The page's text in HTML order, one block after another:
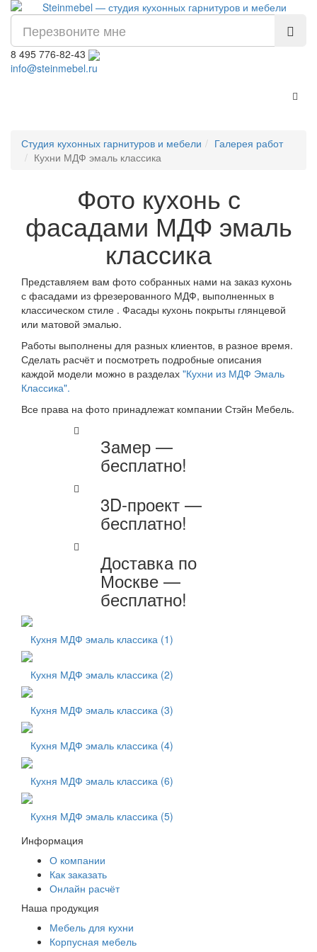
8 495 776-82-43
info@steinmebel.ru
Студия кухонных гарнитуров и мебели
Галерея работ
Кухни МДФ эмаль классика
Фото кухонь с
фасадами МДФ эмаль
классика
Представляем вам фото собранных нами на заказ кухонь
с фасадами из фрезерованного МДФ, выполненных в
классическом стиле . Фасады кухонь покрыты глянцевой
или матовой эмалью.
Работы выполнены для разных клиентов, в разное время.
Сделать расчёт и посмотреть подробные описания
каждой модели можно в разделах "Кухни из МДФ Эмаль
Классика".
Все права на фото принадлежат компании Стэйн Мебель.
Замер —
бесплатно!
3D-проект —
бесплатно!
Доставка по
Москве —
бесплатно!
Кухня МДФ эмаль классика (1)
Кухня МДФ эмаль классика (2)
Кухня МДФ эмаль классика (3)
Кухня МДФ эмаль классика (4)
Кухня МДФ эмаль классика (6)
Кухня МДФ эмаль классика (5)
Информация
О компании
Как заказать
Онлайн расчёт
Наша продукция
Мебель для кухни
Корпусная мебель